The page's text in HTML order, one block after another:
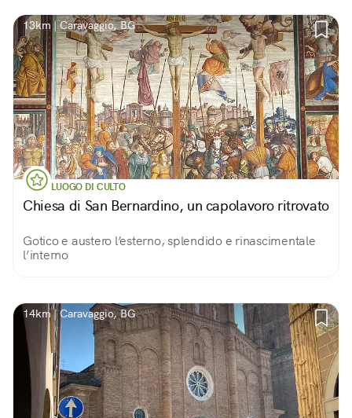
13km | Caravaggio, BG
LUOGO DI CULTO
Chiesa di San Bernardino, un capolavoro ritrovato
Gotico e austero l’esterno, splendido e rinascimentale
l’interno
14km | Caravaggio, BG